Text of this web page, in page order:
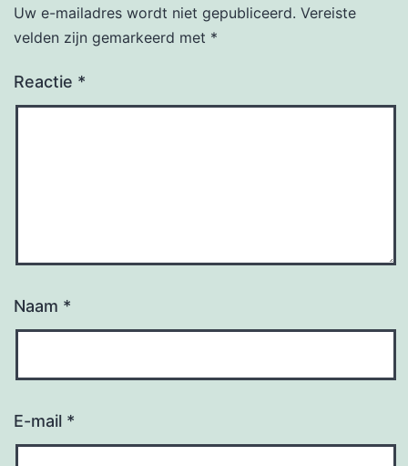
Uw e-mailadres wordt niet gepubliceerd. Vereiste
velden zijn gemarkeerd met *
Reactie *
Naam *
E-mail *